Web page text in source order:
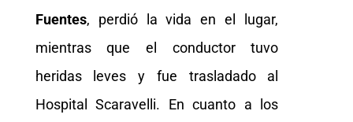
Fuentes, perdió la vida en el lugar,
mientras que el conductor tuvo
heridas leves y fue trasladado al
Hospital Scaravelli. En cuanto a los